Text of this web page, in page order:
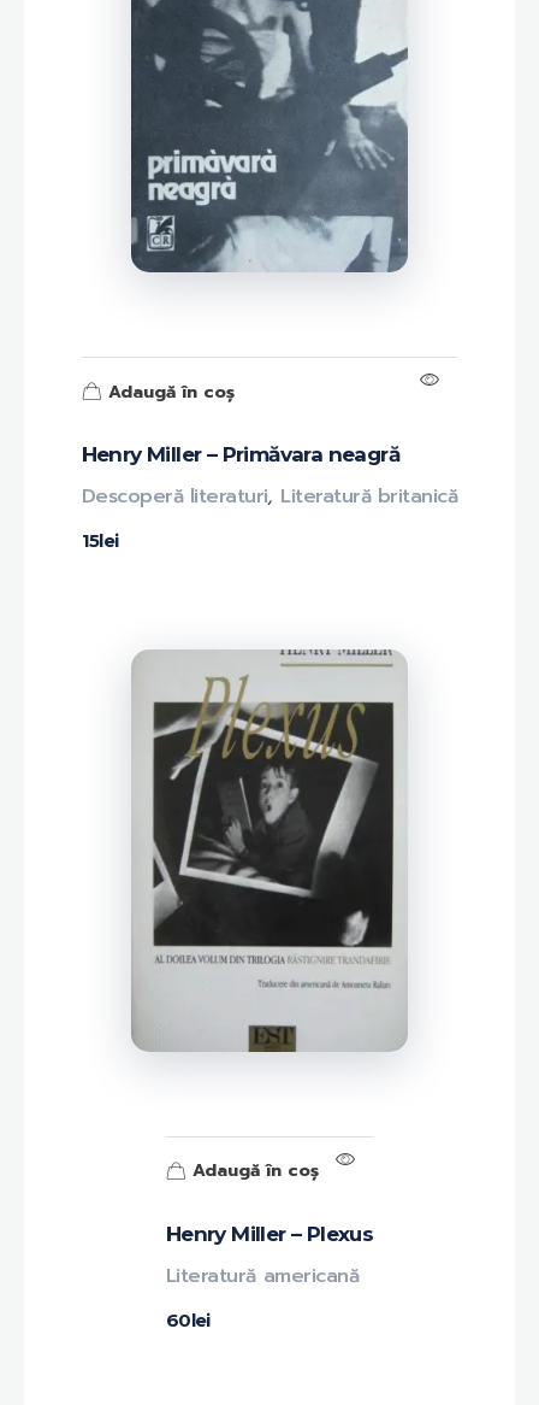
Henry Miller – Primăvara neagră
15lei
Descoperă literaturi, Literatură britanică
Adaugă în coș
Henry Miller – Plexus
60lei
Literatură americană
Adaugă în coș